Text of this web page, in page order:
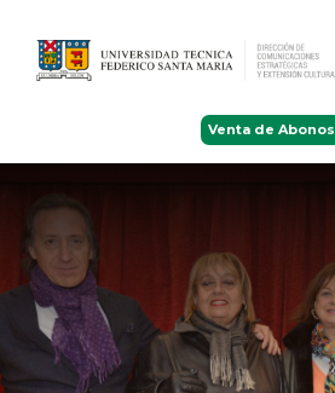
Venta de Abonos